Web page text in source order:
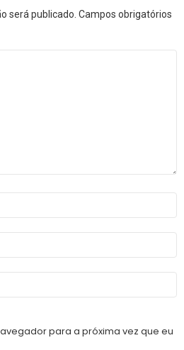
será publicado. Campos obrigatórios
para a próxima vez que eu